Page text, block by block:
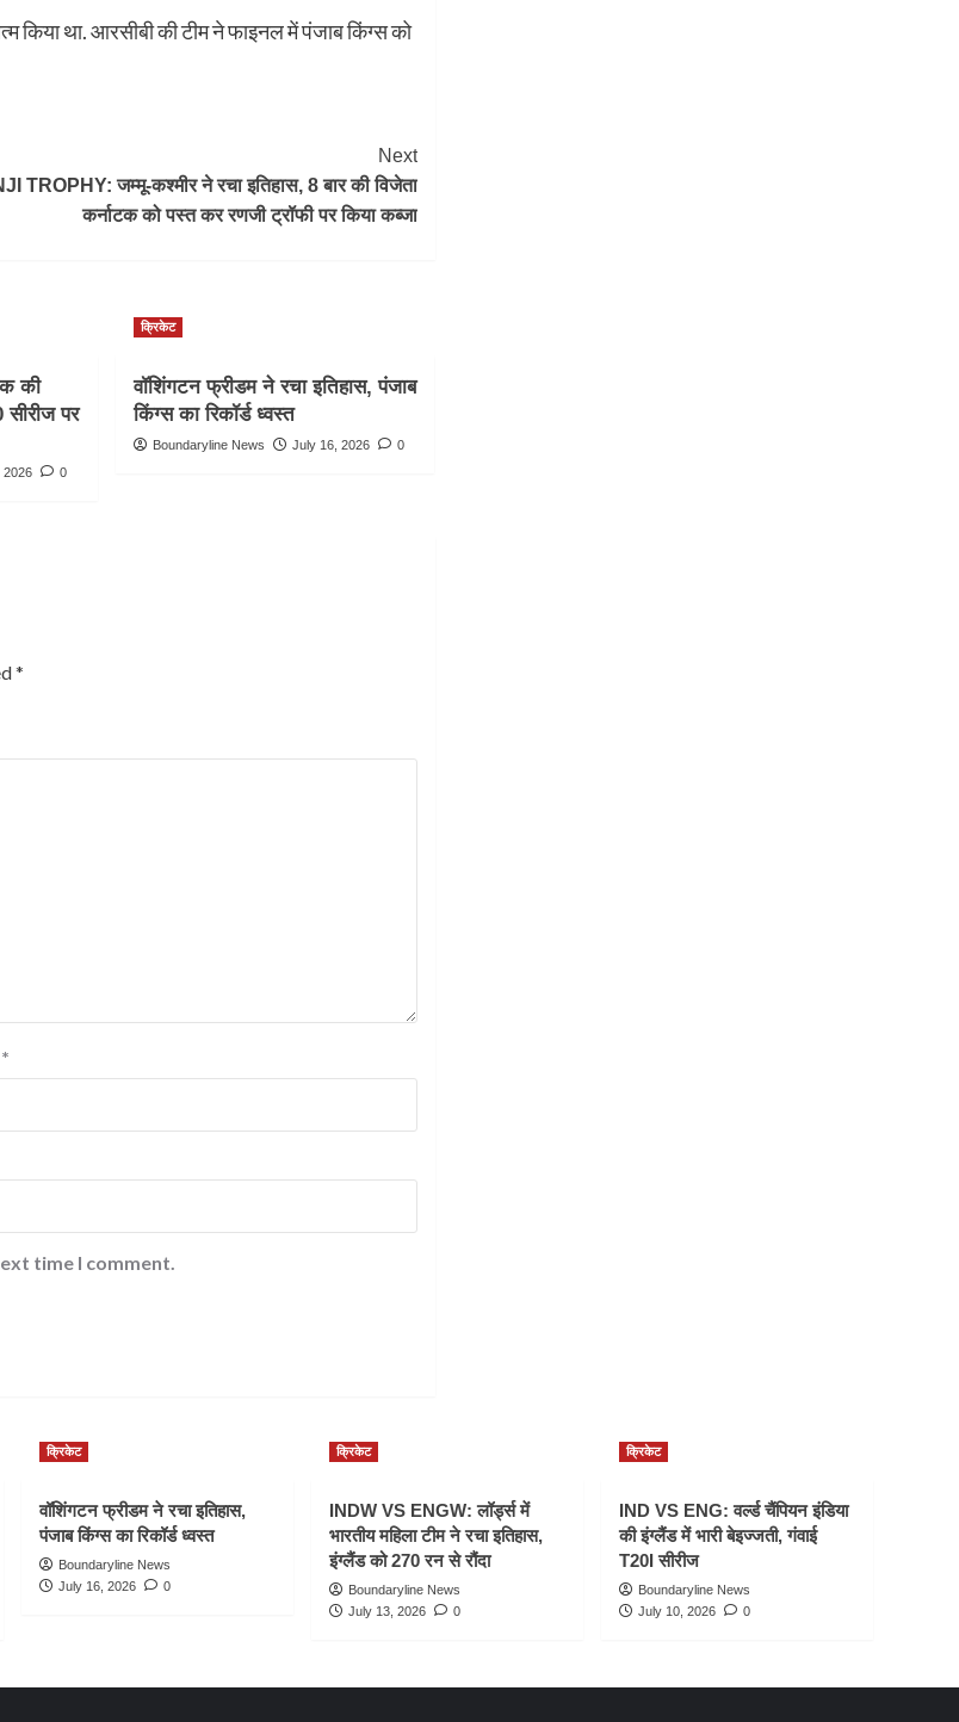
था. आरसीबी की टीम ने फाइनल में पंजाब किंग्स को
Next
TROPHY: जम्मू-कश्मीर ने रचा इतिहास, 8 बार की विजेता
कर्नाटक को पस्त कर रणजी ट्रॉफी पर किया कब्जा
की
सीरीज पर
2026 0
क्रिकेट
वॉशिंगटन फ्रीडम ने रचा इतिहास, पंजाब
किंग्स का रिकॉर्ड ध्वस्त
Boundaryline News July 16, 2026 0
*
*
time I comment.
क्रिकेट
वॉशिंगटन फ्रीडम ने रचा इतिहास,
पंजाब किंग्स का रिकॉर्ड ध्वस्त
Boundaryline News
July 16, 2026
0
क्रिकेट
INDW VS ENGW: लॉर्ड्स में
भारतीय महिला टीम ने रचा इतिहास,
इंग्लैंड को 270 रन से रौंदा
Boundaryline News
July 13, 2026
0
क्रिकेट
IND VS ENG: वर्ल्ड चैंपियन इंडिया
की इंग्लैंड में भारी बेइज्जती, गंवाई
T20I सीरीज
Boundaryline News
July 10, 2026
0